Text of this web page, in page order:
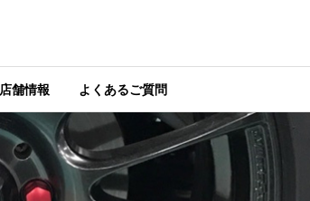
店舗情報 よくあるご質問